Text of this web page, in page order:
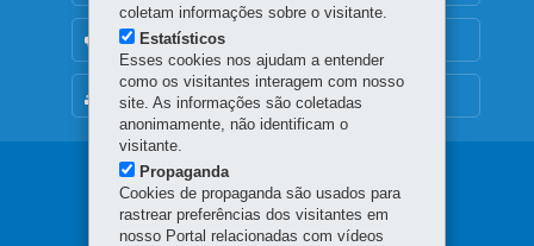
MAPA DO SITE
OUVIDORIA
Navegação
principal
coletam informações sobre o visitante.
Estatísticos
Esses cookies nos ajudam a entender
como os visitantes interagem com nosso
site. As informações são coletadas
anonimamente, não identificam o
visitante.
Propaganda
Cookies de propaganda são usados para
rastrear preferências dos visitantes em
nosso Portal relacionadas com vídeos